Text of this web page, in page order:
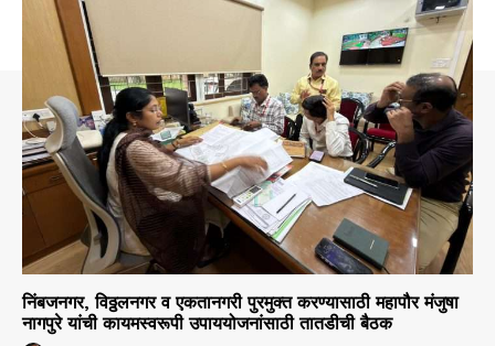
निंबजनगर, विठ्ठलनगर व एकतानगरी पुरमुक्त करण्यासाठी महापौर मंजुषा
नागपुरे यांची कायमस्वरूपी उपाययोजनांसाठी तातडीची बैठक